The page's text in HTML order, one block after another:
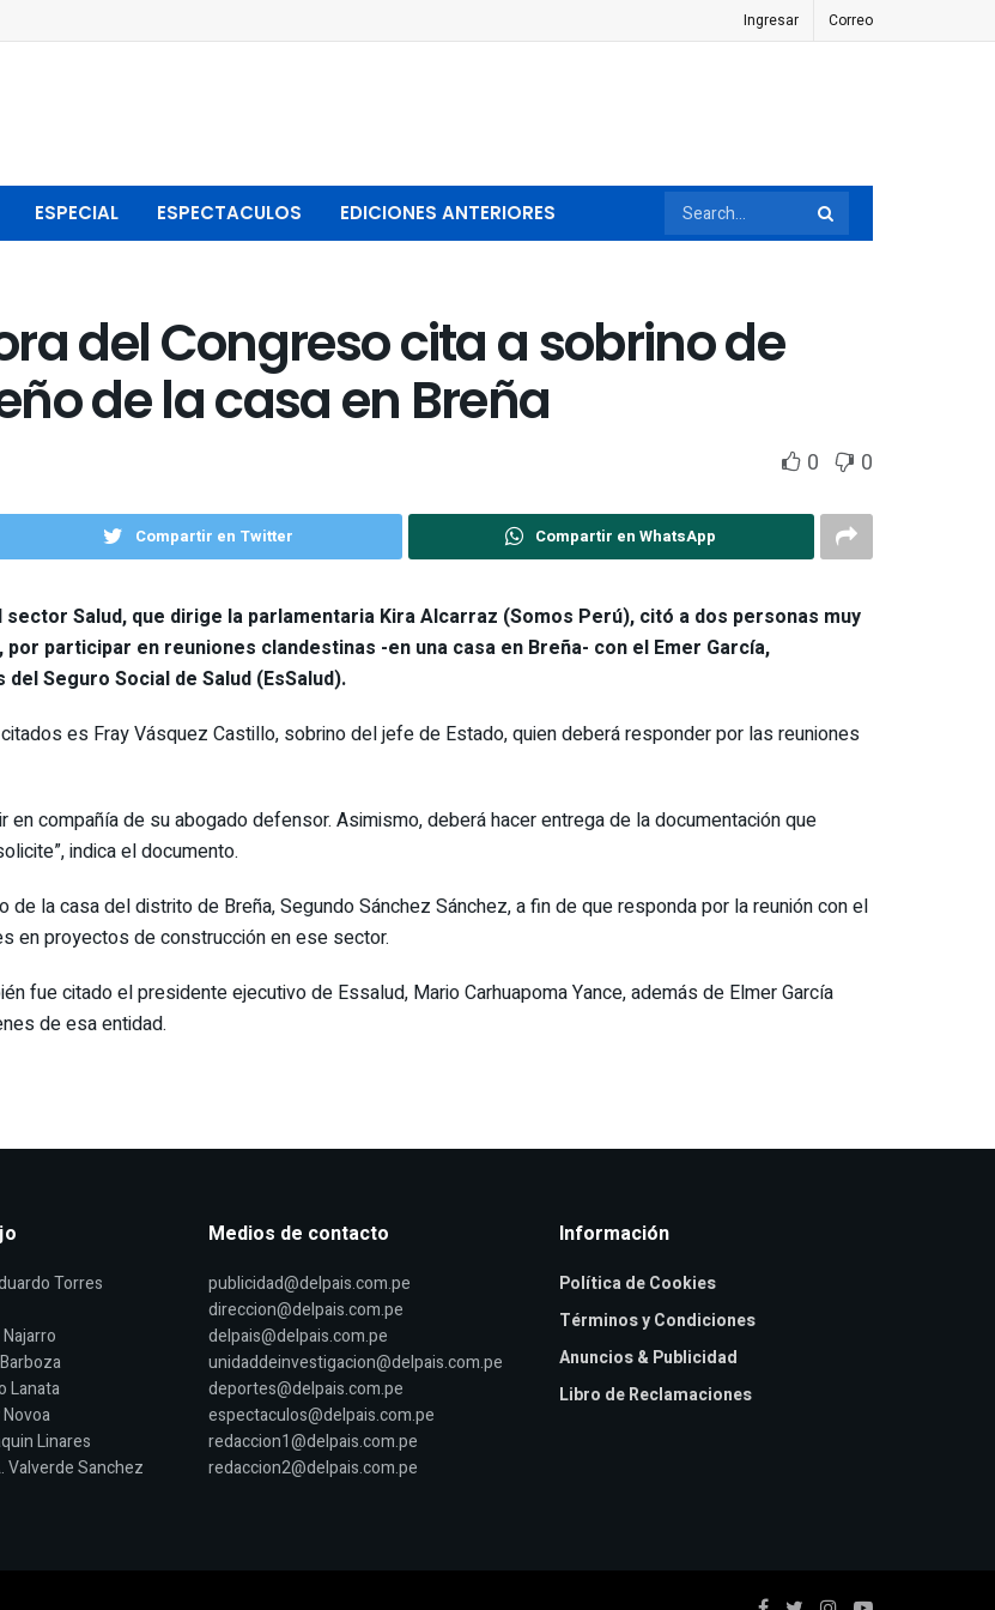
Ingresar Correo
ESPECIAL ESPECTACULOS EDICIONES ANTERIORES
del Congreso cita a sobrino de
de la casa en Breña
0 0
Compartir en Twitter Compartir en WhatsApp
Salud, que dirige la parlamentaria Kira Alcarraz (Somos Perú), citó a dos personas muy
, por participar en reuniones clandestinas -en una casa en Breña- con el Emer García,
Seguro Social de Salud (EsSalud).
es Fray Vásquez Castillo, sobrino del jefe de Estado, quien deberá responder por las reuniones
compañía de su abogado defensor. Asimismo, deberá hacer entrega de la documentación que
indica el documento.
la casa del distrito de Breña, Segundo Sánchez Sánchez, a fin de que responda por la reunión con el
en proyectos de construcción en ese sector.
fue citado el presidente ejecutivo de Essalud, Mario Carhuapoma Yance, además de Elmer García
de esa entidad.
Torres
Lanata
Linares
Valverde Sanchez
Medios de contacto
publicidad@delpais.com.pe
direccion@delpais.com.pe
delpais@delpais.com.pe
unidaddeinvestigacion@delpais.com.pe
deportes@delpais.com.pe
espectaculos@delpais.com.pe
redaccion1@delpais.com.pe
redaccion2@delpais.com.pe
Información
Política de Cookies
Términos y Condiciones
Anuncios & Publicidad
Libro de Reclamaciones